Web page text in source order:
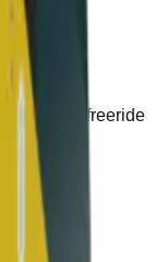
per freeride